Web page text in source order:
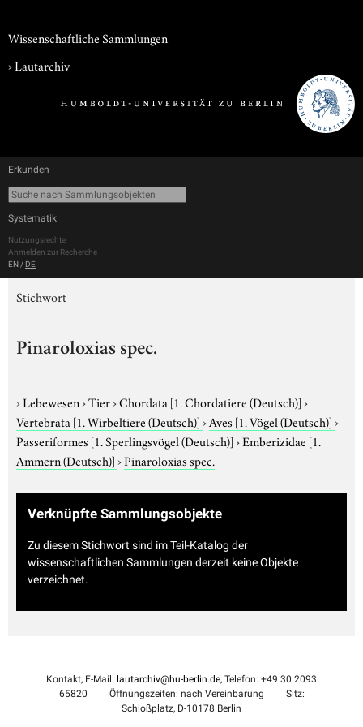
Wissenschaftliche Sammlungen
›Lautarchiv
Erkunden
Systematik
Nutzungsrechte
Anmelden zur Recherche
EN / DE
Stichwort
Pinaroloxias spec.
›Lebewesen›Tier›Chordata [1. Chordatiere (Deutsch)]›
Vertebrata [1. Wirbeltiere (Deutsch)]›Aves [1. Vögel (Deutsch)]›
Passeriformes [1. Sperlingsvögel (Deutsch)]›Emberizidae [1.
Ammern (Deutsch)]›Pinaroloxias spec.
Verknüpfte Sammlungsobjekte
Zu diesem Stichwort sind im Teil-Katalog der
wissenschaftlichen Sammlungen derzeit keine Objekte
verzeichnet.
Kontakt, E-Mail: lautarchiv@hu-berlin.de, Telefon: +49 30 2093
65820
Öffnungszeiten: nach Vereinbarung
Sitz:
Schloßplatz, D-10178 Berlin